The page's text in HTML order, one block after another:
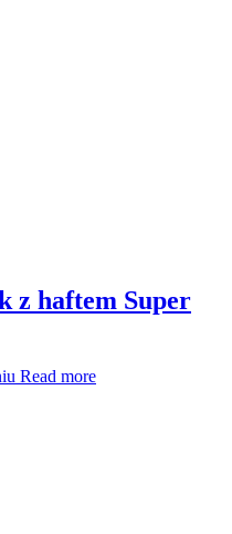
z haftem Super
Read more